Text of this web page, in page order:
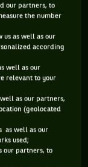
le tennis, on
parier que
de belles
pas encore
au broyeur,
qui semble
idéale pour les
our partners, to
the number
us as well as our
according
well as our
relevant to your
as our partners,
(geolocated
as well as our
used;
our partners, to